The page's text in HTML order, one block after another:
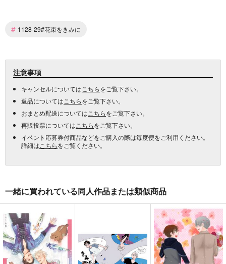
# 1128-29#花束をきみに
注意事項
キャンセルについては こちらをご覧下さい。
返品については こちらをご覧下さい。
おまとめ配送については こちらをご覧下さい。
再販投票については こちらをご覧下さい。
イベント応募券付商品などをご購入の際は毎度便をご利用ください。
詳細は こちらをご覧ください。
一緒に買われている同人作品または類似商品